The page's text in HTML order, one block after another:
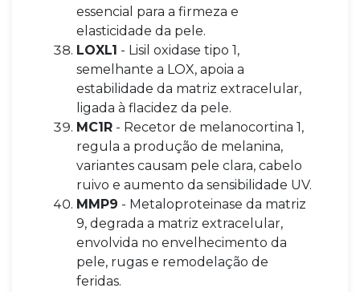
essencial para a firmeza e
elasticidade da pele.
LOXL1 - Lisil oxidase tipo 1,
semelhante a LOX, apoia a
estabilidade da matriz extracelular,
ligada à flacidez da pele.
MC1R - Recetor de melanocortina 1,
regula a produção de melanina,
variantes causam pele clara, cabelo
ruivo e aumento da sensibilidade UV.
MMP9 - Metaloproteinase da matriz
9, degrada a matriz extracelular,
envolvida no envelhecimento da
pele, rugas e remodelação de
feridas.